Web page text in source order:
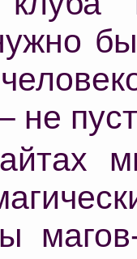
не